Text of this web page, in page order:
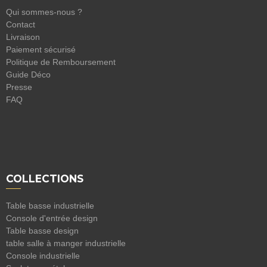
Qui sommes-nous ?
Contact
Livraison
Paiement sécurisé
Politique de Remboursement
Guide Déco
Presse
FAQ
COLLECTIONS
Table basse industrielle
Console d'entrée design
Table basse design
table salle à manger industrielle
Console industrielle